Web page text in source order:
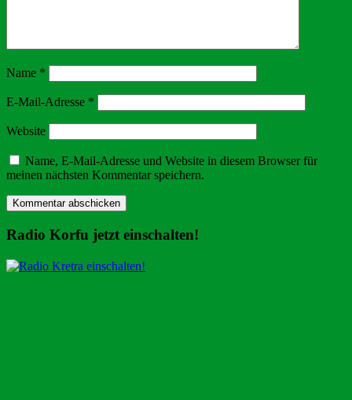
Name *
E-Mail-Adresse *
Website
Name, E-Mail-Adresse und Website in diesem Browser für
meinen nächsten Kommentar speichern.
Radio Korfu jetzt einschalten!